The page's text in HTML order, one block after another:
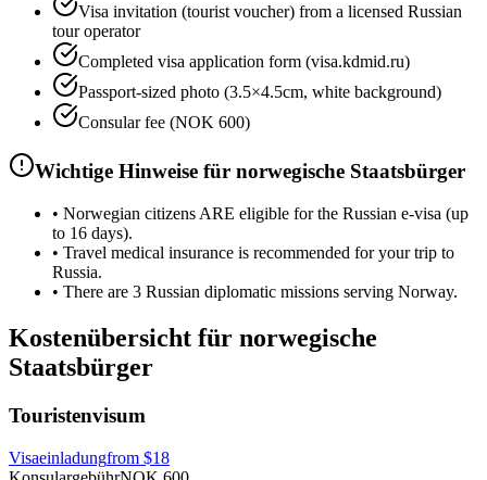
Visa invitation (tourist voucher) from a licensed Russian
tour operator
Completed visa application form (visa.kdmid.ru)
Passport-sized photo (3.5×4.5cm, white background)
Consular fee (NOK 600)
Wichtige Hinweise für norwegische Staatsbürger
• Norwegian citizens ARE eligible for the Russian e-visa (up
to 16 days).
• Travel medical insurance is recommended for your trip to
Russia.
• There are 3 Russian diplomatic missions serving Norway.
Kostenübersicht für norwegische
Staatsbürger
Touristenvisum
Visaeinladungfrom $18